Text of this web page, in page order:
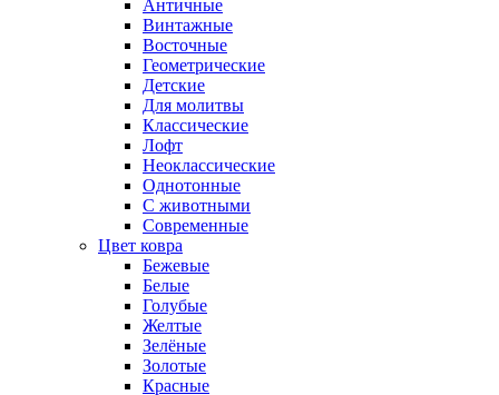
Античные
Винтажные
Восточные
Геометрические
Детские
Для молитвы
Классические
Лофт
Неоклассические
Однотонные
С животными
Современные
Цвет ковра
Бежевые
Белые
Голубые
Желтые
Зелёные
Золотые
Красные